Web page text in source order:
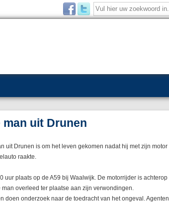
uit Drunen
uit Drunen is om het leven gekomen nadat hij met zijn motor
raakte.
uur plaats op de A59 bij Waalwijk. De motorrijder is achterop
overleed ter plaatse aan zijn verwondingen.
doen onderzoek naar de toedracht van het ongeval. Agenten